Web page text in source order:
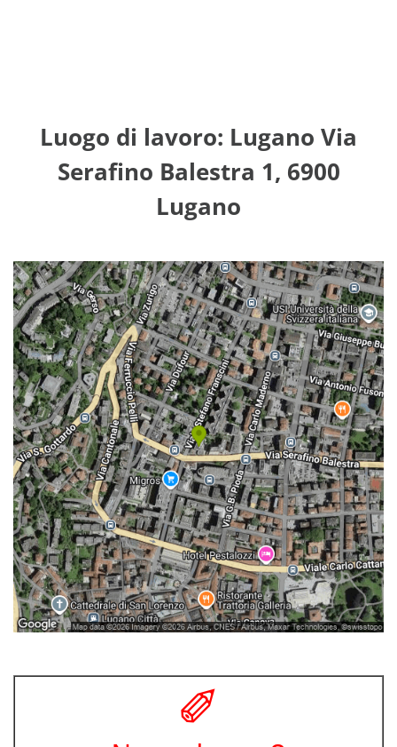
Luogo di lavoro: Lugano Via
Serafino Balestra 1, 6900
Lugano